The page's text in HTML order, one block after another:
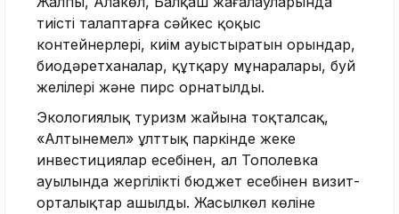
тиісті талаптарға сәйкес қоқыс
контейнерлері, киім ауыстыратын орындар,
биодәретханалар, құтқару мұнаралары, буй
желілері және пирс орнатылды.
Экологиялық туризм жайына тоқталсақ,
«Алтынемел» ұлттық паркінде жеке
инвестициялар есебінен, ал Тополевка
ауылында жергілікті бюджет есебінен визит-
орталықтар ашылды. Жасылкөл көліне